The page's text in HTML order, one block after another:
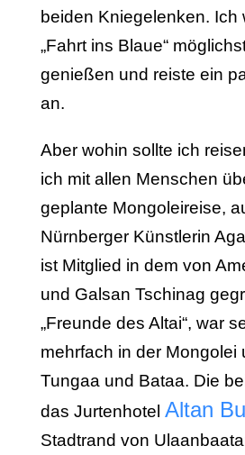
beiden Kniegelenken. Ich
„Fahrt ins Blaue“
genießen und reiste ein
an.
Aber wohin sollte ich
ich mit allen Menschen
geplante Mongoleireise,
Nürnberger Künstlerin
ist Mitglied in dem von
und Galsan Tschinag
„Freunde des Altai“, war
mehrfach in der Mongolei
Tungaa und Bataa. Die
das Jurtenhotel Altan
Stadtrand von